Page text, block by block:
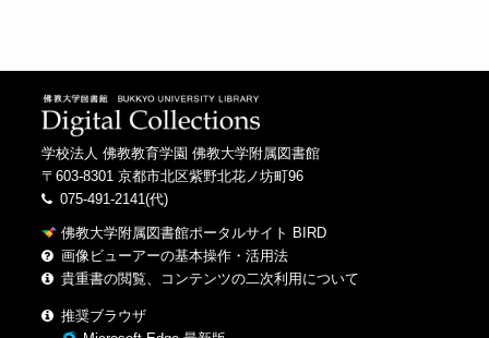
学校法人 佛教教育学園 佛教大学附属図書館
〒603-8301 京都市北区紫野北花ノ坊町96
075-491-2141(代)
佛教大学附属図書館ポータルサイト BIRD
画像ビューアーの基本操作・活用法
貴重書の閲覧、コンテンツの二次利用について
推奨ブラウザ